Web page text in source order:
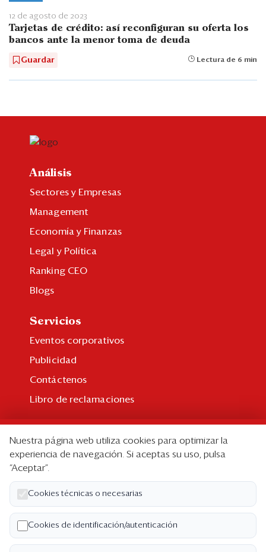
12 de agosto de 2023
Tarjetas de crédito: así reconfiguran su oferta los
bancos ante la menor toma de deuda
Guardar Lectura de 6 min
Análisis
Sectores y Empresas
Management
Economía y Finanzas
Legal y Política
Ranking CEO
Blogs
Servicios
Eventos corporativos
Publicidad
Contáctenos
Libro de reclamaciones
Suscripción individual
Paquetes corporativos
Edición Impresa
Nosotros
Quiénes somos
Nuestra página web utiliza cookies para optimizar la
experiencia de navegación. Si aceptas su uso, pulsa
“Aceptar”.
Cookies técnicas o necesarias
Cookies de identificación/autenticación